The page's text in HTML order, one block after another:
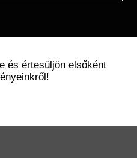
és értesüljön elsőként